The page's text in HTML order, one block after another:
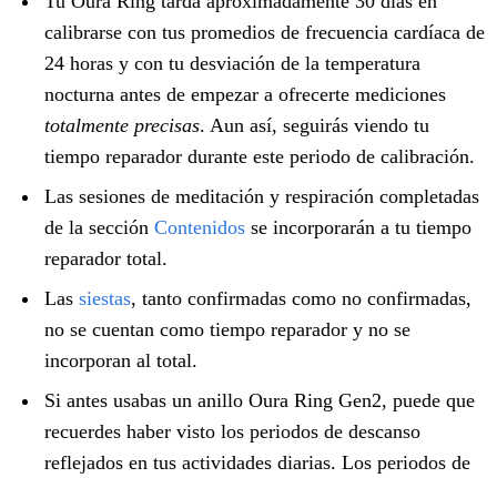
calibrarse con tus promedios de frecuencia cardíaca de
24 horas y con tu desviación de la temperatura
nocturna antes de empezar a ofrecerte mediciones
totalmente precisas. Aun así, seguirás viendo tu
tiempo reparador durante este periodo de calibración.
Las sesiones de meditación y respiración completadas
de la sección Contenidos se incorporarán a tu tiempo
reparador total.
Las siestas, tanto confirmadas como no confirmadas,
no se cuentan como tiempo reparador y no se
incorporan al total.
Si antes usabas un anillo Oura Ring Gen2, puede que
recuerdes haber visto los periodos de descanso
reflejados en tus actividades diarias. Los periodos de